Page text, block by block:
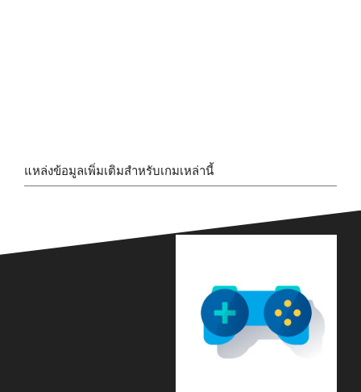
แหล่งข้อมูลเพิ่มเติมสำหรับเกมเหล่านี้